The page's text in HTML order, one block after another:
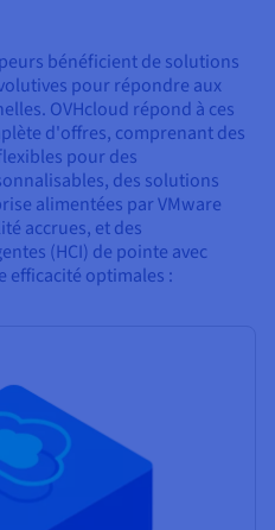
bénéficient de solutions
pour répondre aux
OVHcloud répond à ces
d'offres, comprenant des
pour des
des solutions
alimentées par VMware
accrues, et des
(HCI) de pointe avec
efficacité optimales :